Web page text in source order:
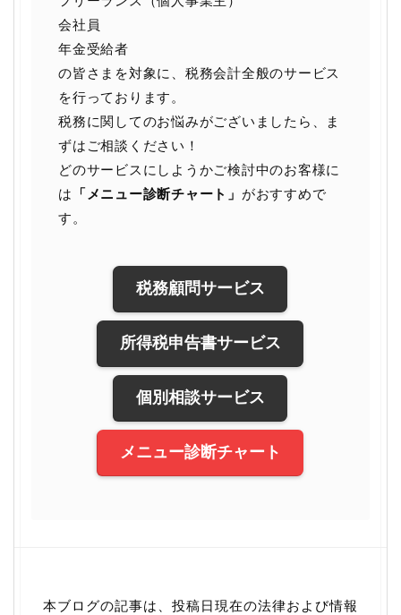
会社員
年金受給者
の皆さまを対象に、税務会計全般のサービス
を行っております。
税務に関してのお悩みがございましたら、ま
ずはご相談ください！
どのサービスにしようかご検討中のお客様に
は
「メニュー診断チャート」 がおすすめで
す。
税務顧問サービス
所得税申告書サービス
個別相談サービス
メニュー診断チャート
本ブログの記事は、投稿日現在の法律および情報